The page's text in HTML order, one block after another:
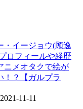
2021-11-11